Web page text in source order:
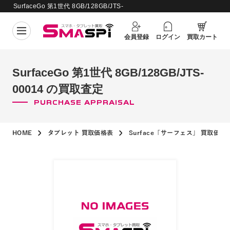
SurfaceGo 第1世代 8GB/128GB/JTS-
会員登録 ログイン 買取カート
SurfaceGo 第1世代 8GB/128GB/JTS-
00014 の買取査定
PURCHASE APPRAISAL
HOME タブレット 買取価格表 Surface「サーフェス」 買取価格